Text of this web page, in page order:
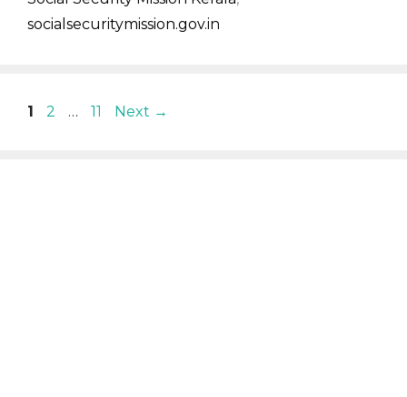
socialsecuritymission.gov.in
Page
1 Page
2 … Page
11 Next →